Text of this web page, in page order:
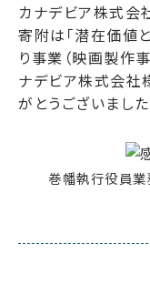
カナデビア株式会
寄附は「潜在価値
り事業（映画製作
ナデビア株式会社
がとうございました
巻幡執行役員業